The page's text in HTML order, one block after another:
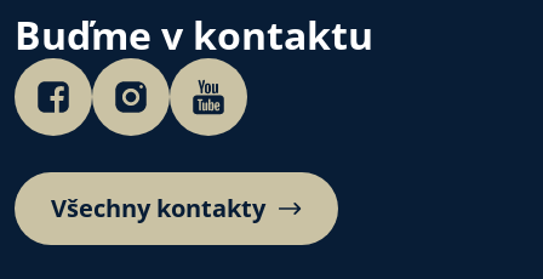
Studijního odboru Rady
Církve bratrské
k problematice diskutované
na…
Buďme v kontaktu
Všechny kontakty